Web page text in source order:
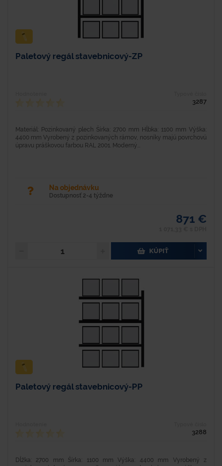
Paletový regál stavebnicový-ZP
3287
Materiál: Pozinkovaný plech Šírka: 2700 mm Hĺbka: 1100 mm Výška:
4400 mm Vyrobený z pozinkovaných rámov, nosníky majú povrchovú
úpravu práškovou farbou RAL 2001. Moderný...
Na objednávku
Dostupnosť 2-4 týždne
871 €
KÚPIŤ
Paletový regál stavebnicový-PP
3288
Dĺžka: 2700 mm Šírka: 1100 mm Výška: 4400 mm Vyrobený z